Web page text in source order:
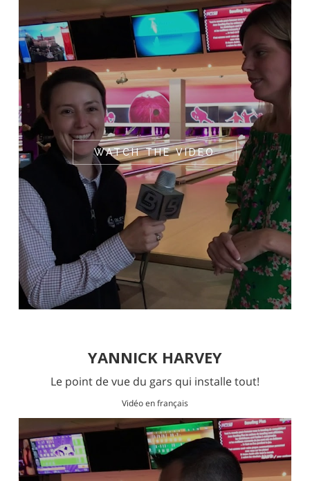
WATCH THE VIDEO
YANNICK HARVEY
Le point de vue du gars qui installe tout!
Vidéo en français